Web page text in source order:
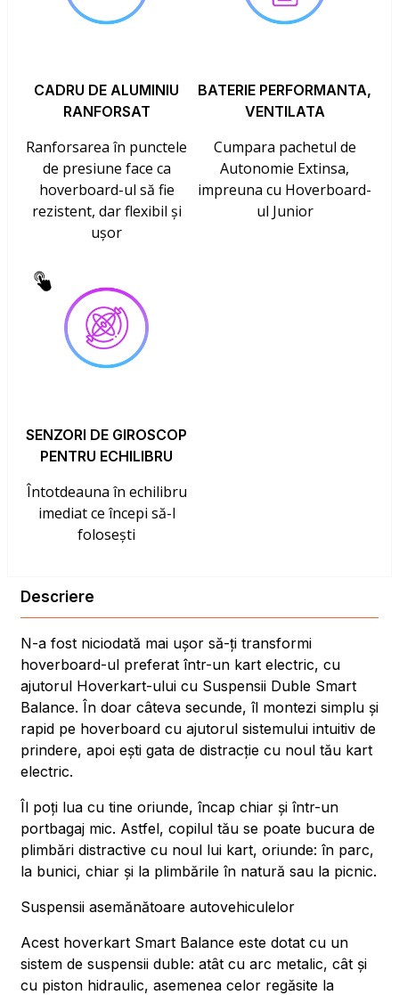
CADRU DE ALUMINIU
RANFORSAT
Ranforsarea în punctele
de presiune face ca
hoverboard-ul să fie
rezistent, dar flexibil și
ușor
BATERIE PERFORMANTA,
VENTILATA
Cumpara pachetul de
Autonomie Extinsa,
impreuna cu Hoverboard-
ul Junior
SENZORI DE GIROSCOP
PENTRU ECHILIBRU
Întotdeauna în echilibru
imediat ce începi să-l
folosești
Descriere
N-a fost niciodată mai ușor să-ți transformi
hoverboard-ul preferat într-un kart electric, cu
ajutorul Hoverkart-ului cu Suspensii Duble Smart
Balance. În doar câteva secunde, îl montezi simplu și
rapid pe hoverboard cu ajutorul sistemului intuitiv de
prindere, apoi ești gata de distracție cu noul tău kart
electric.
Îl poți lua cu tine oriunde, încap chiar și într-un
portbagaj mic. Astfel, copilul tău se poate bucura de
plimbări distractive cu noul lui kart, oriunde: în parc,
la bunici, chiar și la plimbările în natură sau la picnic.
Suspensii asemănătoare autovehiculelor
Acest hoverkart Smart Balance este dotat cu un
sistem de suspensii duble: atât cu arc metalic, cât și
cu piston hidraulic, asemenea celor regăsite la